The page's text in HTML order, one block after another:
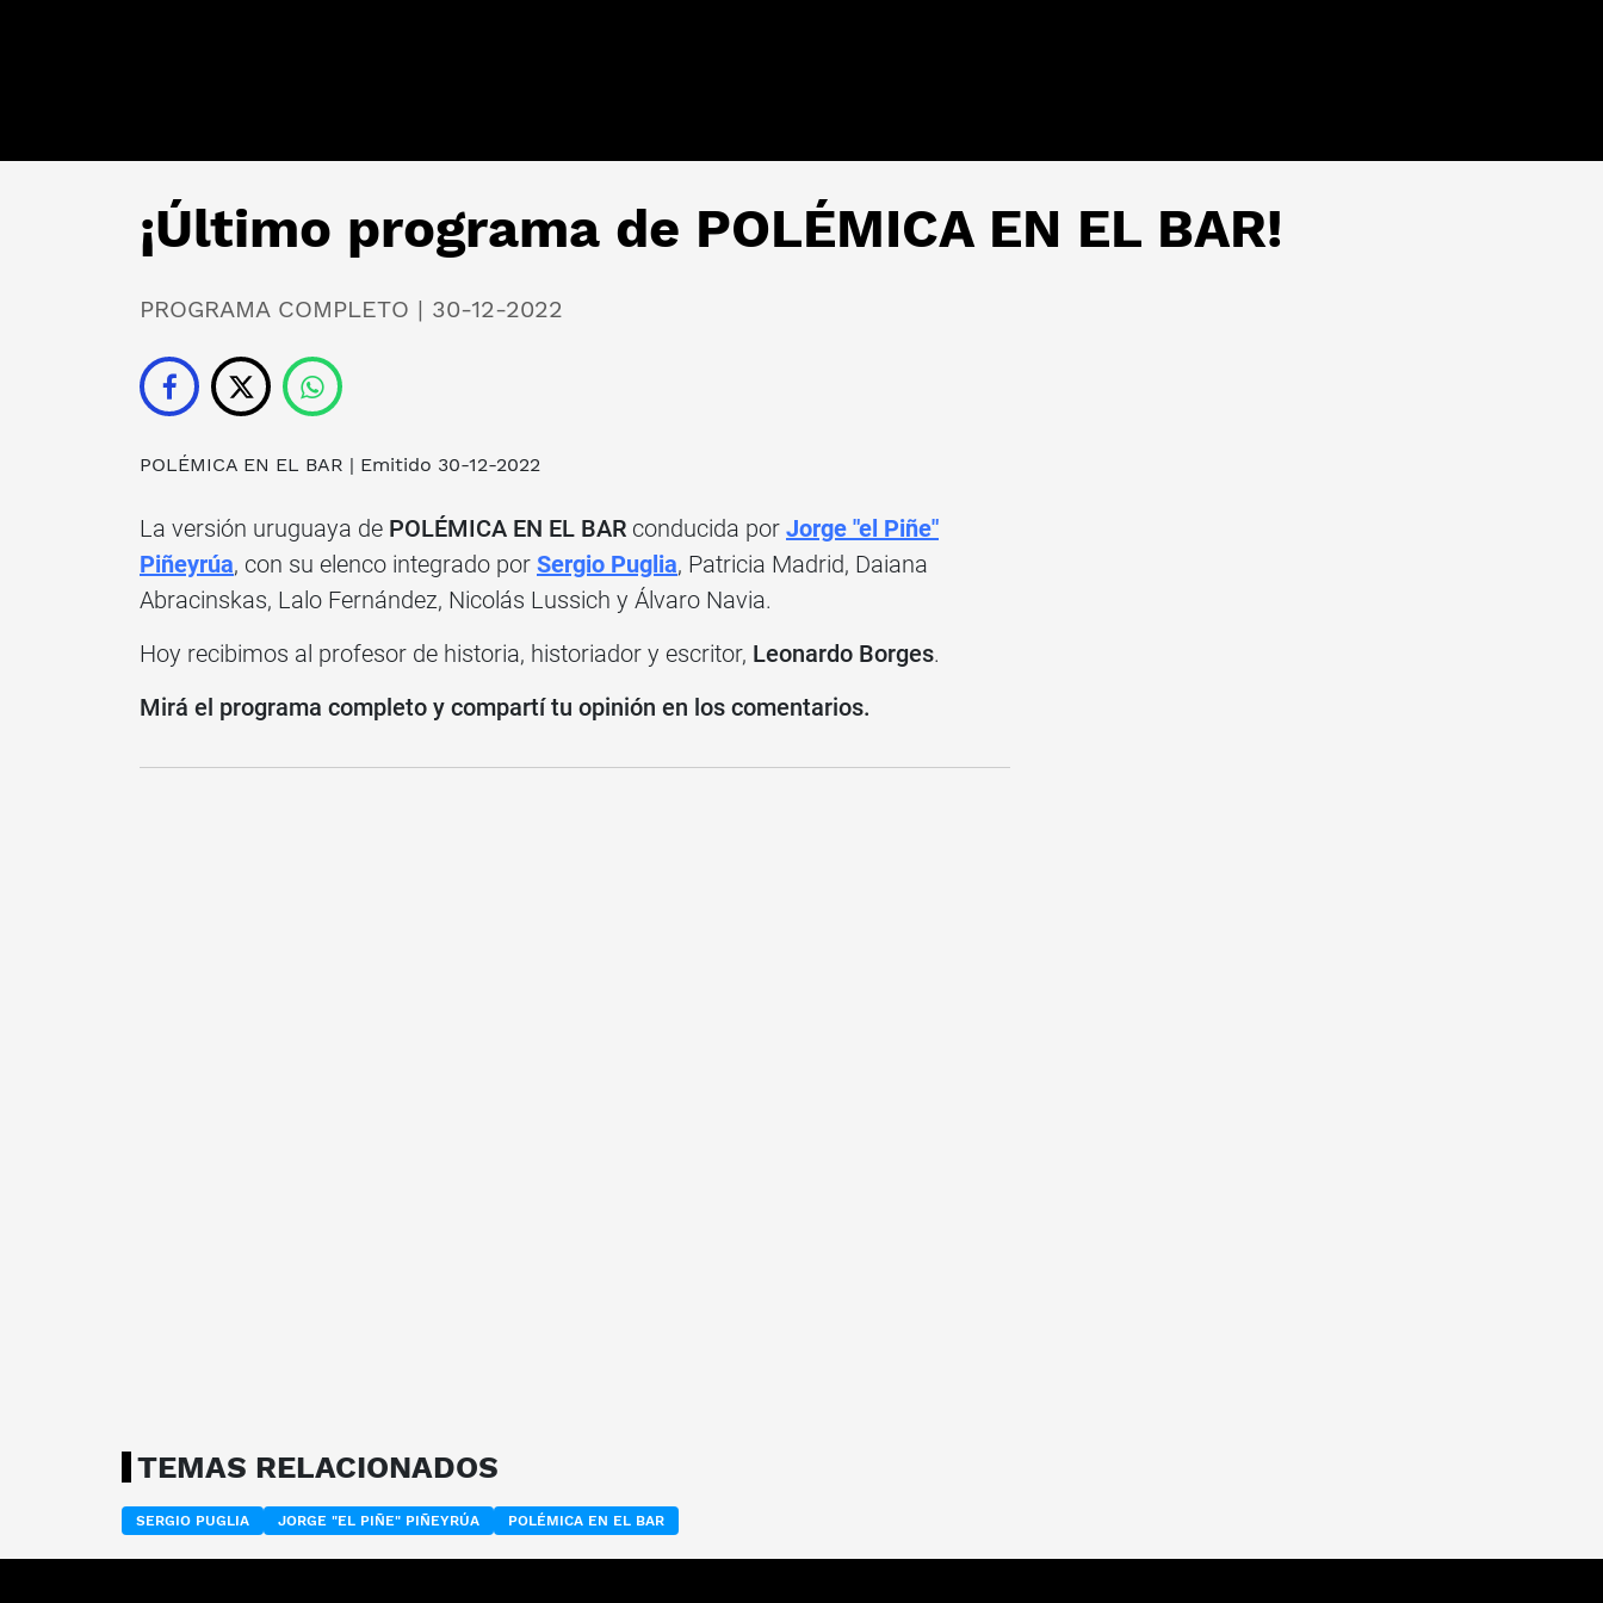
¡Último programa de POLÉMICA EN EL BAR!
PROGRAMA COMPLETO | 30-12-2022
POLÉMICA EN EL BAR | Emitido 30-12-2022
La versión uruguaya de POLÉMICA EN EL BAR conducida por Jorge "el Piñe"
Piñeyrúa, con su elenco integrado por Sergio Puglia, Patricia Madrid, Daiana
Abracinskas, Lalo Fernández, Nicolás Lussich y Álvaro Navia.
Hoy recibimos al profesor de historia, historiador y escritor, Leonardo Borges.
Mirá el programa completo y compartí tu opinión en los comentarios.
TEMAS RELACIONADOS
SERGIO PUGLIA JORGE "EL PIÑE" PIÑEYRÚA POLÉMICA EN EL BAR